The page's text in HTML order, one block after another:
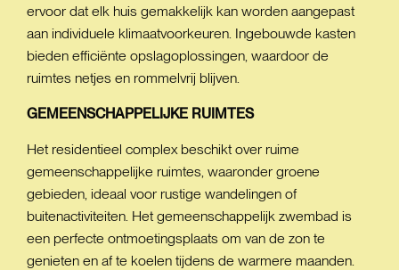
ervoor dat elk huis gemakkelijk kan worden aangepast
aan individuele klimaatvoorkeuren. Ingebouwde kasten
bieden efficiënte opslagoplossingen, waardoor de
ruimtes netjes en rommelvrij blijven.
GEMEENSCHAPPELIJKE RUIMTES
Het residentieel complex beschikt over ruime
gemeenschappelijke ruimtes, waaronder groene
gebieden, ideaal voor rustige wandelingen of
buitenactiviteiten. Het gemeenschappelijk zwembad is
een perfecte ontmoetingsplaats om van de zon te
genieten en af te koelen tijdens de warmere maanden.